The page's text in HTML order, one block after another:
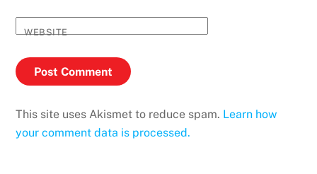
WEBSITE
This site uses Akismet to reduce spam. Learn how
your comment data is processed.